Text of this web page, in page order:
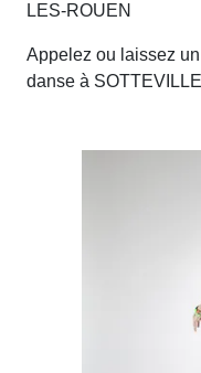
LES-ROUEN
Appelez ou laissez
danse à